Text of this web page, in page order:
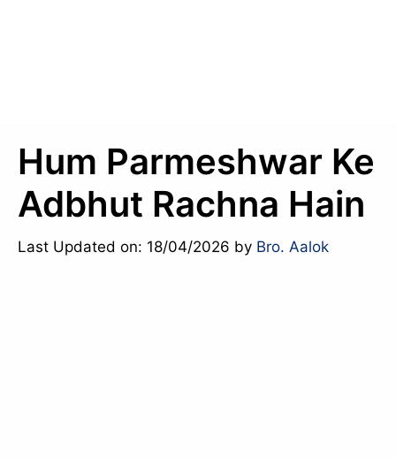
Hum Parmeshwar Ke
Adbhut Rachna Hain
Last Updated on: 18/04/2026 by Bro. Aalok